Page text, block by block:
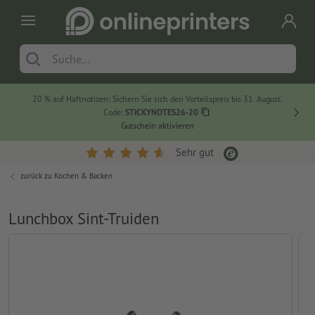
20 % auf Haftnotizen: Sichern Sie sich den Vorteilspreis bis 31. August.
Code: STICKYNOTES26-20
Gutschein aktivieren
Sehr gut
zurück zu Kochen & Backen
Lunchbox Sint-Truiden